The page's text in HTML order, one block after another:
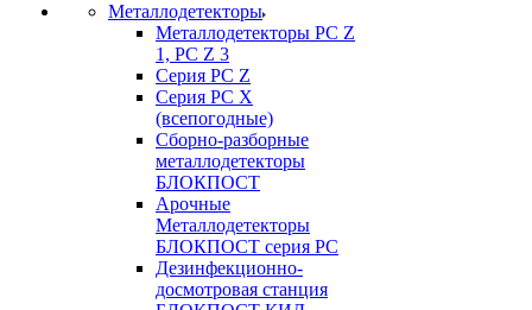
Металлодетекторы
Металлодетекторы РС Z
1, PC Z 3
Серия РС Z
Серия РС X
(всепогодные)
Сборно-разборные
металлодетекторы
БЛОКПОСТ
Арочные
Металлодетекторы
БЛОКПОСТ серия РС
Дезинфекционно-
досмотровая станция